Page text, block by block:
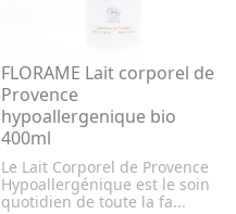
FLORAME Lait corporel de
Provence
hypoallergenique bio
400ml
Le Lait Corporel de Provence
Hypoallergénique est le soin
quotidien de toute la fa...